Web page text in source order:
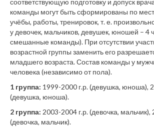
команды могут быть сформированы по
учёбы, работы, тренировок, т. е.
у девочек, мальчиков, девушек, юношей – 4
смешанные команды). При отсутствии
возрастной группы заменить его
младшего возраста. Состав команды у
человека (независимо от пола).
1 группа: 1999-2000 г.р. (девушка, юноша),
(девушка, юноша).
2 группа: 2003-2004 г.р. (девочка, мальчик),
(девочка, мальчик).